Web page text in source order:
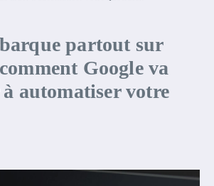
partout sur
Google va
automatiser votre